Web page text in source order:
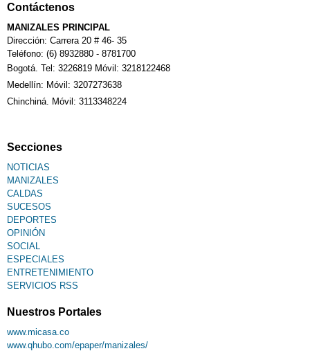
Calendario Tributario
Sudoku
Contáctenos
MANIZALES PRINCIPAL
Dirección: Carrera 20 # 46- 35
Teléfono: (6) 8932880 - 8781700
Bogotá. Tel: 3226819 Móvil: 3218122468
Medellín: Móvil: 3207273638
Chinchiná. Móvil: 3113348224
Secciones
NOTICIAS
MANIZALES
CALDAS
SUCESOS
DEPORTES
OPINIÓN
SOCIAL
ESPECIALES
ENTRETENIMIENTO
SERVICIOS RSS
Nuestros Portales
www.micasa.co
www.qhubo.com/epaper/manizales/